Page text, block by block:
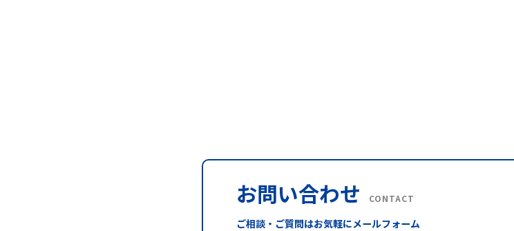
お問い合わせ CONTACT
ご相談・ご質問はお気軽にメールフォーム